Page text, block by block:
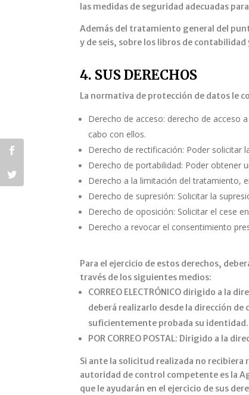
las medidas de seguridad adecuadas
Además del tratamiento general del
y de seis, sobre los libros de
4. SUS DERECHOS
La normativa de protección de datos le
Derecho de acceso: derecho de acceso
cabo con ellos.
Derecho de rectificación: Poder solicitar
Derecho de portabilidad: Poder obtener
Derecho a la limitación del tratamiento,
Derecho de supresión: Solicitar la
Derecho de oposición: Solicitar el cese
Derecho a revocar el consentimiento
Para el ejercicio de estos derechos,
través de los siguientes medios:
CORREO ELECTRÓNICO dirigido a la
deberá realizarlo desde la dirección
suficientemente probada su identidad.
POR CORREO POSTAL: Dirigido a la
Si ante la solicitud realizada no
autoridad de control competente es la
que le ayudarán en el ejercicio de sus